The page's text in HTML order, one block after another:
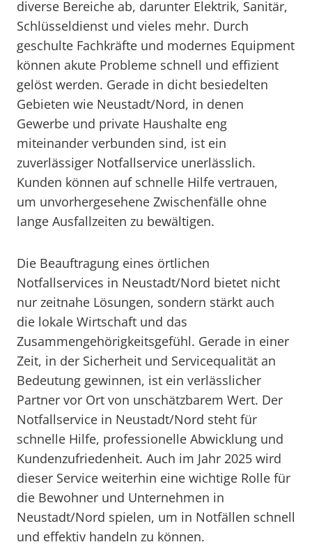
diverse Bereiche ab, darunter Elektrik, Sanitär,
Schlüsseldienst und vieles mehr. Durch
geschulte Fachkräfte und modernes Equipment
können akute Probleme schnell und effizient
gelöst werden. Gerade in dicht besiedelten
Gebieten wie Neustadt/Nord, in denen
Gewerbe und private Haushalte eng
miteinander verbunden sind, ist ein
zuverlässiger Notfallservice unerlässlich.
Kunden können auf schnelle Hilfe vertrauen,
um unvorhergesehene Zwischenfälle ohne
lange Ausfallzeiten zu bewältigen.
Die Beauftragung eines örtlichen
Notfallservices in Neustadt/Nord bietet nicht
nur zeitnahe Lösungen, sondern stärkt auch
die lokale Wirtschaft und das
Zusammengehörigkeitsgefühl. Gerade in einer
Zeit, in der Sicherheit und Servicequalität an
Bedeutung gewinnen, ist ein verlässlicher
Partner vor Ort von unschätzbarem Wert. Der
Notfallservice in Neustadt/Nord steht für
schnelle Hilfe, professionelle Abwicklung und
Kundenzufriedenheit. Auch im Jahr 2025 wird
dieser Service weiterhin eine wichtige Rolle für
die Bewohner und Unternehmen in
Neustadt/Nord spielen, um in Notfällen schnell
und effektiv handeln zu können.